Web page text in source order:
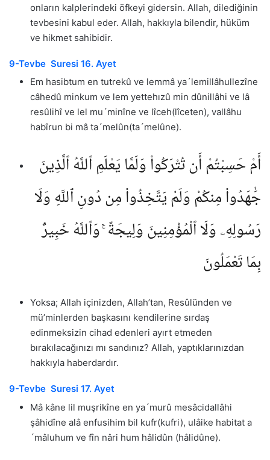
onların kalplerindeki öfkeyi gidersin. Allah, dilediğinin
tevbesini kabul eder. Allah, hakkıyla bilendir, hüküm
ve hikmet sahibidir.
9-Tevbe Suresi 16. Ayet
Em hasibtum en tutrekû ve lemmâ ya´lemillâhullezîne
câhedû minkum ve lem yettehızû min dûnillâhi ve lâ
resûlihî ve lel mu´minîne ve lîceh(lîceten), vallâhu
habîrun bi mâ ta´melûn(ta´melûne).
أَمْ حَسِبْتُمْ أَن تُتْرَكُوا۟ وَلَمَّا يَعْلَمِ ٱللَّهُ ٱلَّذِينَ
جَٰهَدُوا۟ مِنكُمْ وَلَمْ يَتَّخِذُوا۟ مِن دُونِ ٱللَّهِ وَلَا
رَسُولِهِۦ وَلَا ٱلْمُؤْمِنِينَ وَلِيجَةً ۚ وَٱللَّهُ خَبِيرٌۢ
بِمَا تَعْمَلُونَ
Yoksa; Allah içinizden, Allah’tan, Resûlünden ve
mü’minlerden başkasını kendilerine sırdaş
edinmeksizin cihad edenleri ayırt etmeden
bırakılacağınızı mı sandınız? Allah, yaptıklarınızdan
hakkıyla haberdardır.
9-Tevbe Suresi 17. Ayet
Mâ kâne lil muşrikîne en ya´murû mesâcidallâhi
şâhidîne alâ enfusihim bil kufr(kufri), ulâike habitat a
´mâluhum ve fîn nâri hum hâlidûn (hâlidûne).